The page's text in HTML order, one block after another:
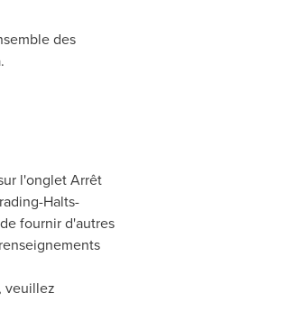
des
.
l'onglet Arrêt
Halts-
fournir d'autres
veuillez